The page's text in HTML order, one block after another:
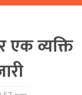
एक व्यक्ति